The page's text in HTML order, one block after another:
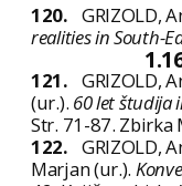
120. GRIZOLD,
realities in South-
121. GRIZOLD,
(ur.). 60 let študija
Str. 71-87. Zbirka
122. GRIZOLD,
Marjan (ur.).